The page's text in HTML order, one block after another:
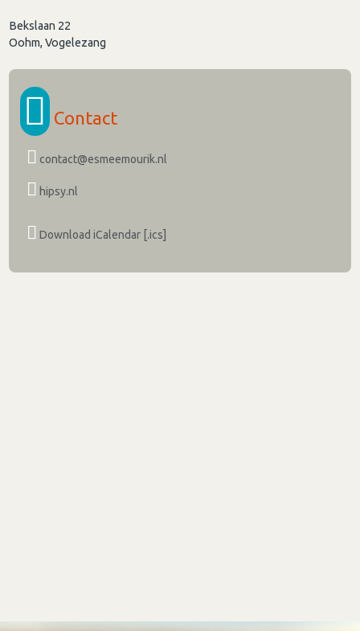
Bekslaan 22
Oohm, Vogelezang
Contact
contact@esmeemourik.nl
hipsy.nl
Download iCalendar [.ics]